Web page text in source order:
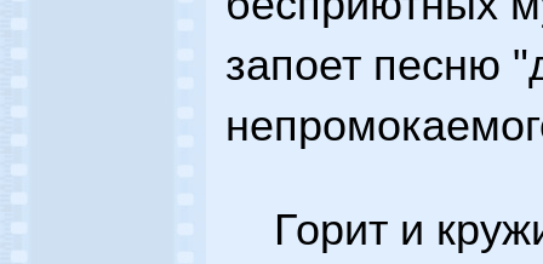
запоет песню
Горит и